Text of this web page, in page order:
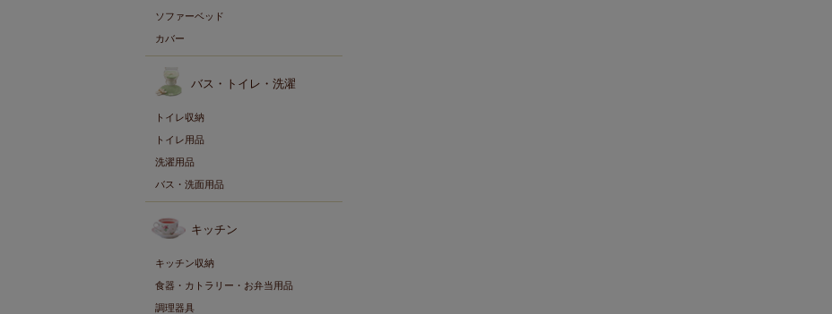
ソファーベッド
カバー
バス・トイレ・洗濯
トイレ収納
トイレ用品
洗濯用品
バス・洗面用品
キッチン
キッチン収納
食器・カトラリー・お弁当用品
調理器具